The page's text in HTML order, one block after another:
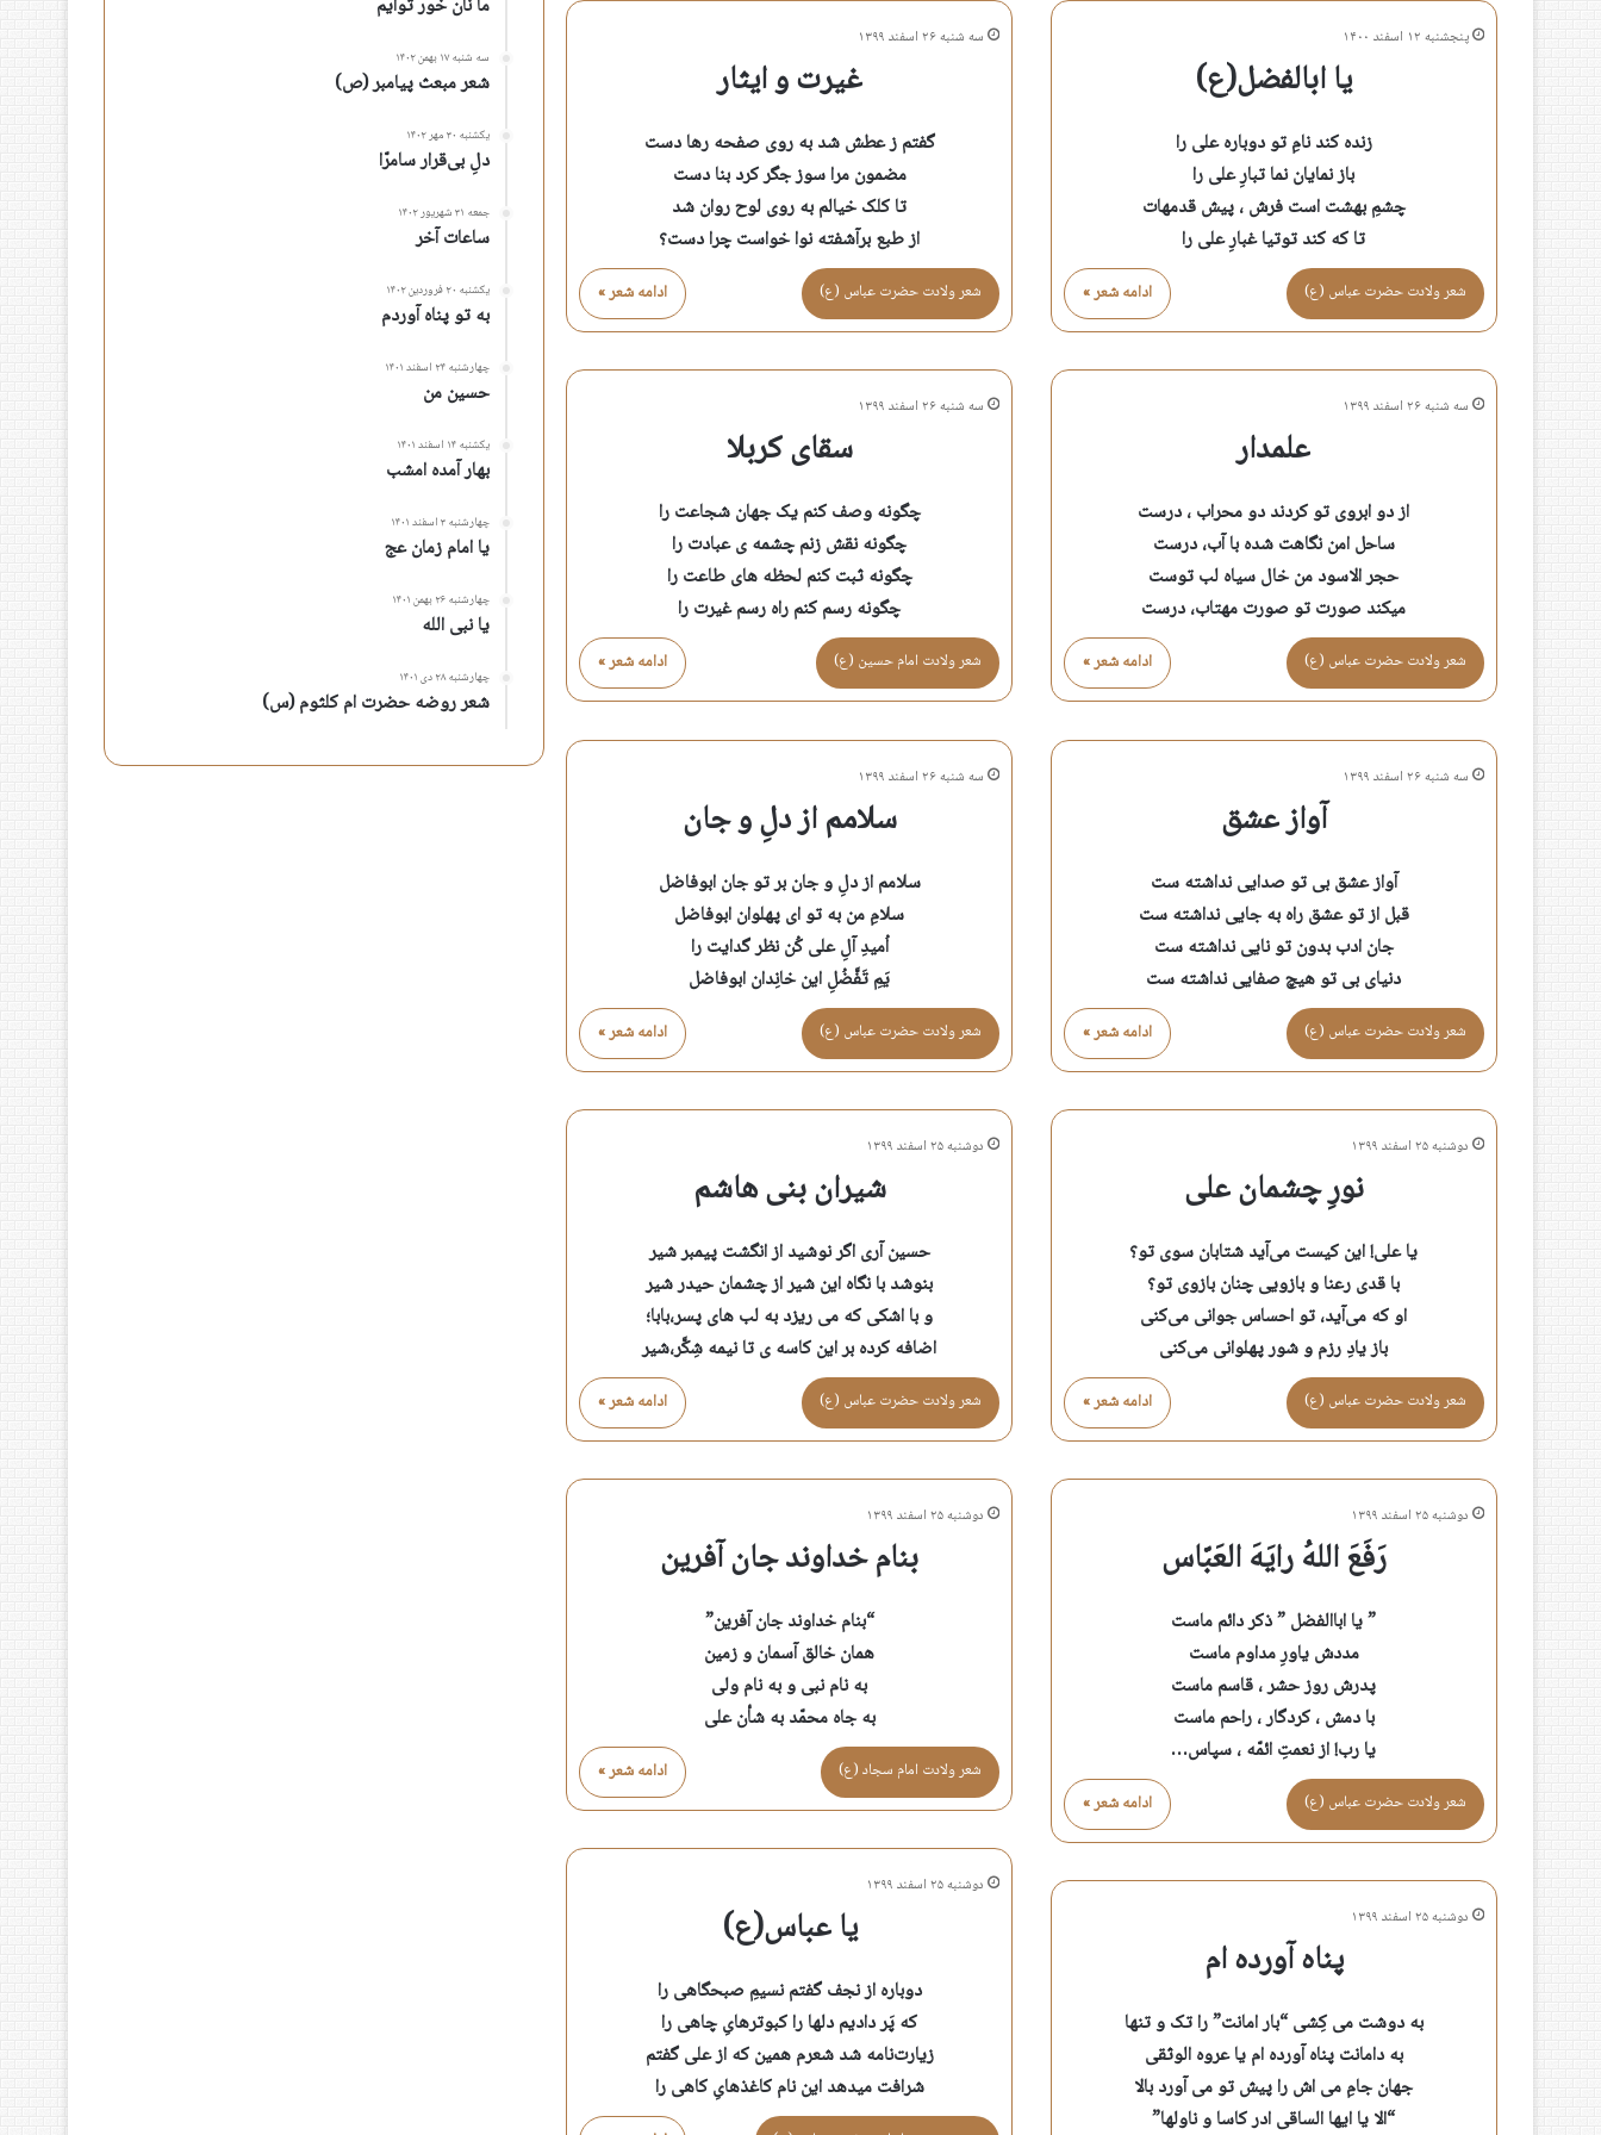
پنجشنبه ۱۲ اسفند ۱۴۰۰
یا ابالفضل(ع)
زنده کند نامِ تو دوباره علی را
باز نمایان نما تبارِ علی را
چشمِ بهشت است فرش ، پیش قدمهات
تا که کند توتیا غبارِ علی را
ادامه شعر » شعر ولادت حضرت عباس (ع)
سه شنبه ۲۶ اسفند ۱۳۹۹
غیرت و ایثار
گفتم ز عطش شد به روی صفحه رها دست
مضمون مرا سوز جگر کرد بنا دست
تا کلک خیالم به روی لوح روان شد
از طبع برآشفته نوا خواست چرا دست؟
ادامه شعر » شعر ولادت حضرت عباس (ع)
سه شنبه ۲۶ اسفند ۱۳۹۹
علمدار
از دو ابروی تو کردند دو محراب ، درست
ساحل امن نگاهت شده با آب، درست
حجر الاسود من خال سیاه لب توست
میکند صورت تو صورت مهتاب، درست
ادامه شعر » شعر ولادت حضرت عباس (ع)
سه شنبه ۲۶ اسفند ۱۳۹۹
سقای کربلا
چگونه وصف کنم یک جهان شجاعت را
چگونه نقش زنم چشمه ی عبادت را
چگونه ثبت کنم لحظه های طاعت را
چگونه رسم کنم راه رسم غیرت را
ادامه شعر » شعر ولادت امام حسين (ع)
سه شنبه ۲۶ اسفند ۱۳۹۹
آواز عشق
آواز عشق بی تو صدایی نداشته ست
قبل از تو عشق راه به جایی نداشته ست
جان ادب بدون تو نایی نداشته ست
دنیای بی تو هیچ صفایی نداشته ست
ادامه شعر » شعر ولادت حضرت عباس (ع)
سه شنبه ۲۶ اسفند ۱۳۹۹
سلامم از دلِ و جان
سلامم از دلِ و جان بر تو جان ابوفاضل
سلامِ من به تو ای پهلوان ابوفاضل
اُمیدِ آلِ علی کُن نظر گدایت را
یَمِ تَفَّضُلِ این خانِدان ابوفاضل
ادامه شعر » شعر ولادت حضرت عباس (ع)
دوشنبه ۲۵ اسفند ۱۳۹۹
نورِ چشمان علی
یا علی! این کیست می‌آید شتابان سوی تو؟
با قدی رعنا و بازویی چنان بازوی تو؟
او که می‌آید، تو احساس جوانی می‌کنی
باز یادِ رزم و شور پهلوانی می‌کنی
ادامه شعر » شعر ولادت حضرت عباس (ع)
دوشنبه ۲۵ اسفند ۱۳۹۹
شیران بنی هاشم
حسین آری اگر نوشید از انگشت پیمبر شیر
بنوشد با نگاه این شیر از چشمان حیدر شیر
و با اشکی که می ریزد به لب های پسر،بابا؛
اضافه کرده بر این کاسه ی تا نیمه شِکَّر،شیر
ادامه شعر » شعر ولادت حضرت عباس (ع)
دوشنبه ۲۵ اسفند ۱۳۹۹
رَفَعَ اللهُ رایَهَ العَبّاس
” یا اباالفضل ” ذکر دائم ماست
مددش یاورِ مداوم ماست
پدرش روز حشر ، قاسم ماست
با دمش ، کردگار ، راحم ماست
یا رب! از نعمتِ ائمّه ، سپاس…
ادامه شعر » شعر ولادت حضرت عباس (ع)
دوشنبه ۲۵ اسفند ۱۳۹۹
بنام خداوند جان آفرین
“بنام خداوند جان آفرین”
همان خالق آسمان و زمین
به نام نبی و به نام ولی
به جاه محمّد به شأن علی
ادامه شعر » شعر ولادت امام سجاد (ع)
دوشنبه ۲۵ اسفند ۱۳۹۹
یا عباس(ع)
دوباره از نجف گفتم نسیمِ صبحگاهی را
که پَر دادیم دلها را کبوترهایِ چاهی را
زیارت‌نامه شد شعرم همین که از علی گفتم
شرافت میدهد این نام کاغذهایِ کاهی را
دوشنبه ۲۵ اسفند ۱۳۹۹
پناه آورده ام
به دوشت می کِشی “بار امانت” را تک و تنها
به دامانت پناه آورده ام یا عروه الوثقی
جهان جامِ می اش را پیش تو می آورد بالا
“الا یا ایها الساقی ادر کاسا و ناولها”
ما نان خور توأیم
سه شنبه ۱۷ بهمن ۱۴۰۲
شعر مبعث پیامبر (ص)
یکشنبه ۳۰ مهر ۱۴۰۲
دلِ بی‌قرار سامرّا
جمعه ۳۱ شهریور ۱۴۰۲
ساعات آخر
یکشنبه ۲۰ فروردین ۱۴۰۲
به تو پناه آوردم
چهارشنبه ۲۴ اسفند ۱۴۰۱
حسین من
یکشنبه ۱۴ اسفند ۱۴۰۱
بهار آمده امشب
چهارشنبه ۳ اسفند ۱۴۰۱
یا امام زمان عج
چهارشنبه ۲۶ بهمن ۱۴۰۱
یا نبی الله
چهارشنبه ۲۸ دی ۱۴۰۱
شعر روضه حضرت ام کلثوم (س)